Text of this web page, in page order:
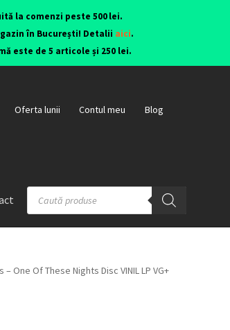
la comenzi peste 500 lei.
în București! Detalii aici.
este de 5 articole și 250 lei.
Oferta lunii Contul meu Blog
– One Of These Nights Disc VINIL LP VG+